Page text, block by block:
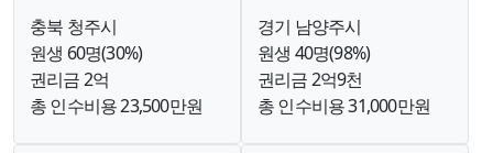
충북 청주시
원생 60명(30%)
권리금 2억
총 인수비용 23,500만원
경기 남양주시
원생 40명(98%)
권리금 2억9천
총 인수비용 31,000만원